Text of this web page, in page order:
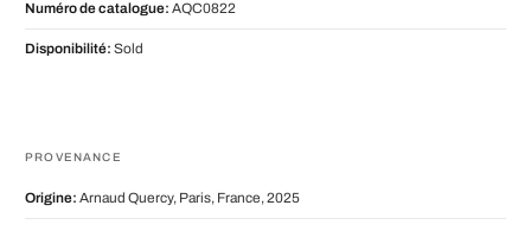
Numéro de catalogue: AQC0822
Disponibilité: Sold
PROVENANCE
Origine: Arnaud Quercy, Paris, France, 2025